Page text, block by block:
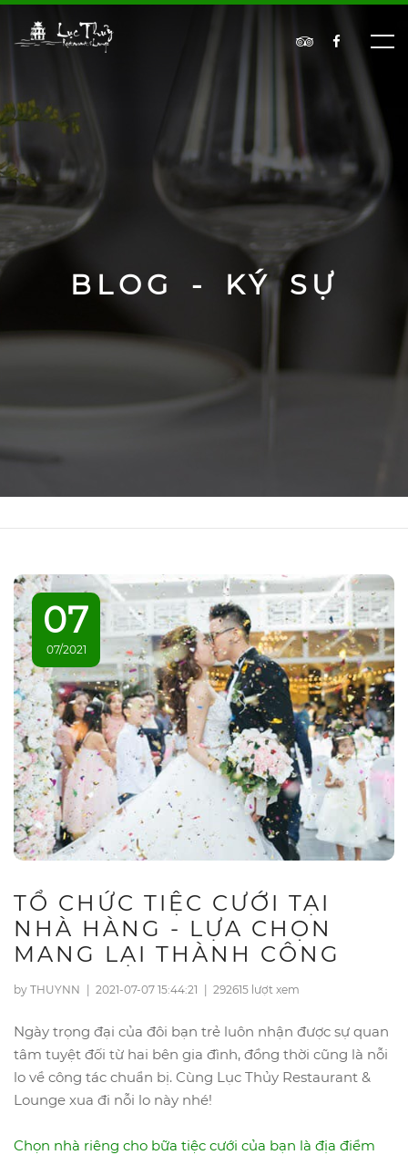
BLOG - KÝ SỰ
07
07/2021
TỔ CHỨC TIỆC CƯỚI TẠI
NHÀ HÀNG - LỰA CHỌN
MANG LẠI THÀNH CÔNG
by THUYNN | 2021-07-07 15:44:21 | 292615 lượt xem
Ngày trọng đại của đôi bạn trẻ luôn nhận được sự quan
tâm tuyệt đối từ hai bên gia đình, đồng thời cũng là nỗi
lo về công tác chuẩn bị. Cùng Lục Thủy Restaurant &
Lounge xua đi nỗi lo này nhé!
Chọn nhà riêng cho bữa tiệc cưới của bạn là địa điểm